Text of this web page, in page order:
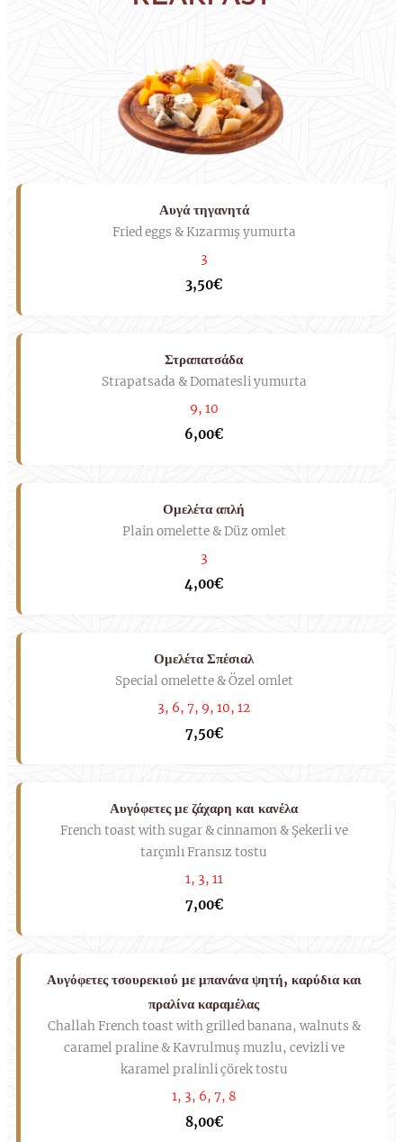
Αυγά τηγανητά
Fried eggs & Kızarmış yumurta
3
3,50€
Στραπατσάδα
Strapatsada & Domatesli yumurta
9, 10
6,00€
Ομελέτα απλή
Plain omelette & Düz omlet
3
4,00€
Ομελέτα Σπέσιαλ
Special omelette & Özel omlet
3, 6, 7, 9, 10, 12
7,50€
Αυγόφετες με ζάχαρη και κανέλα
French toast with sugar & cinnamon & Şekerli ve
tarçınlı Fransız tostu
1, 3, 11
7,00€
Αυγόφετες τσουρεκιού με μπανάνα ψητή, καρύδια και
πραλίνα καραμέλας
Challah French toast with grilled banana, walnuts &
caramel praline & Kavrulmuş muzlu, cevizli ve
karamel pralinli çörek tostu
1, 3, 6, 7, 8
8,00€